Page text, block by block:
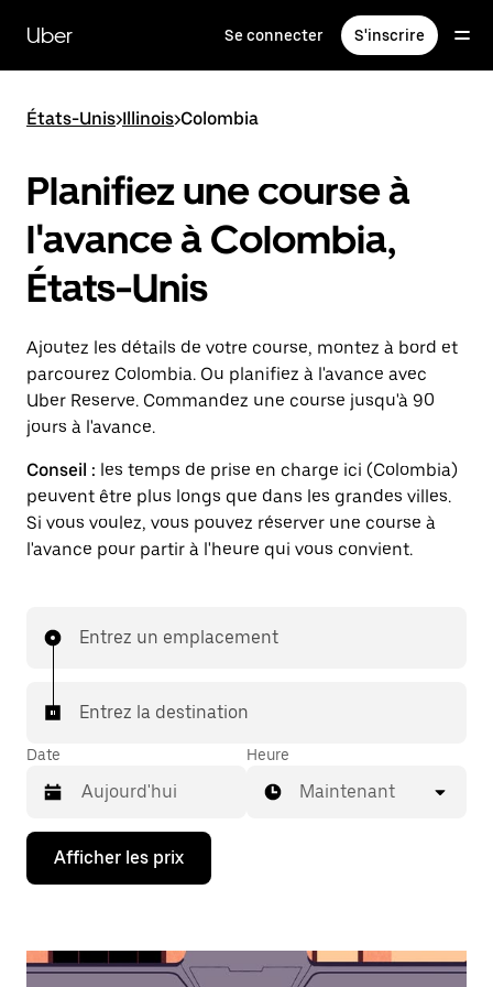
contenu
principal
Uber Se connecter S'inscrire
États-Unis>Illinois>Colombia
Planifiez une course à
l'avance à Colombia,
États-Unis
Ajoutez les détails de votre course, montez à bord et
parcourez Colombia. Ou planifiez à l'avance avec
Uber Reserve. Commandez une course jusqu'à 90
jours à l'avance.
Conseil : les temps de prise en charge ici (Colombia)
peuvent être plus longs que dans les grandes villes.
Si vous voulez, vous pouvez réserver une course à
l'avance pour partir à l'heure qui vous convient.
Entrez un emplacement
Entrez la destination
Date
Appuyez
la
bas
Heure
Maintenant
Afficher les prix